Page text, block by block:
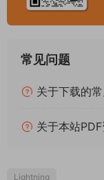
常见问题
关于下载的
关于本站
Lightning